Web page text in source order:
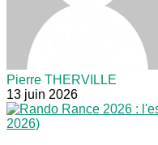
Pierre THERVILLE
13 juin 2026